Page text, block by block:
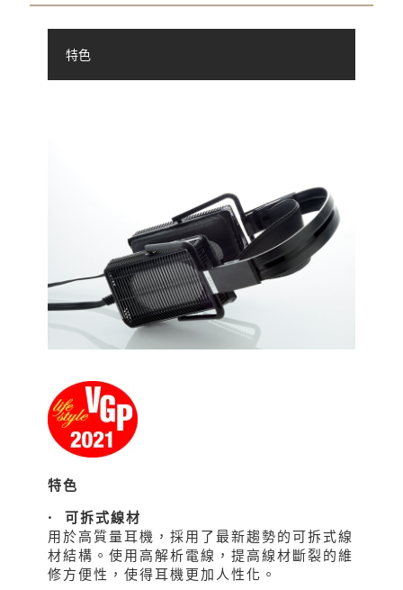
特色
特色
• 可拆式線材
用於高質量耳機，採用了最新趨勢的可拆式線
材結構。使用高解析電線，提高線材斷裂的維
修方便性，使得耳機更加人性化。